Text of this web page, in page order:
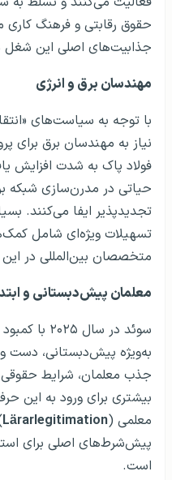
جذابیت‌های اصلی این شغل در سال
مهندسان برق و انرژی
با توجه به سیاست‌های
نیاز به مهندسان برق برای
فولاد پاک به شدت افزایش
حیاتی در مدرن‌سازی شبکه
تجدیدپذیر ایفا می‌کنند.
تسهیلات ویژه‌ای شامل
متخصصان بین‌المللی در
معلمان پیش‌دبستانی و
سوئد در
به‌ویژه پیش‌دبستانی، دست
جذب معلمان، شرایط حقوقی
بیشتری برای ورود به این
معلمی (Lärarlegitimation
پیش‌شرط‌های اصلی برای
است.